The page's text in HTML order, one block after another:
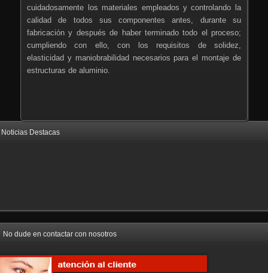
cuidadosamente los materiales empleados y controlando la
calidad de todos sus componentes antes, durante su
fabricación y después de haber terminado todo el proceso;
cumpliendo con ello, con los requisitos de solidez,
elasticidad y maniobrabilidad necesarios para el montaje de
estructuras de aluminio.
Noticias Destacas
No dude en contactar con nosotros